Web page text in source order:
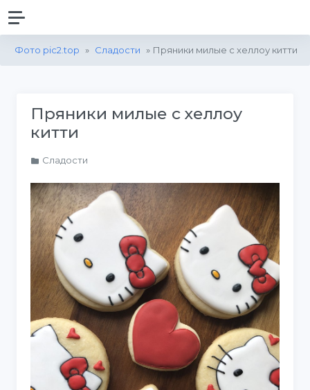
Фото pic2.top » Сладости » Пряники милые с хеллоу китти
Пряники милые с хеллоу
китти
Сладости